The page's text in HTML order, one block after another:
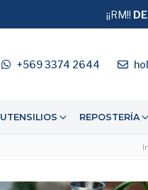
+569 3374 2644
UTENSILIOS REPOSTERÍA
¡¡RM!!